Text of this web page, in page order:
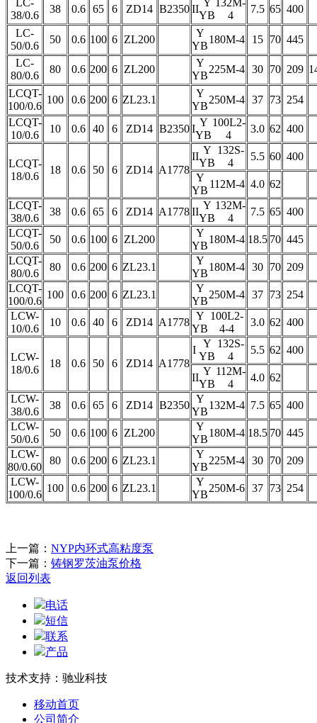
LC-
38/0.6
38 0.6 65 6 ZD14 B2350 II
Y 132M-
4
YB
7.5 65 400
LC-
50/0.6
50 0.6 100 6 ZL200
Y
180M-4
YB
15 70 445
LC-
80/0.6
80 0.6 200 6 ZL200
Y
225M-4
YB
30 70 209
LCQT-
100/0.6
100 0.6 200 6 ZL23.1
Y
250M-4
YB
37 73 254
LCQT-
10/0.6
10 0.6 40 6 ZD14 B2350 I
Y 100L2-
4
YB
3.0 62 400
LCQT-
18/0.6
18 0.6 50 6 ZD14 A1778
II
Y 132S-
4
YB
5.5 60 400
Y
112M-4
YB
4.0 62
LCQT-
38/0.6
38 0.6 65 6 ZD14 A1778II
Y 132M-
4
YB
7.5 65 400
LCQT-
50/0.6
50 0.6 100 6 ZL200
Y
180M-4
YB
18.5 70 445
LCQT-
80/0.6
80 0.6 200 6 ZL23.1
Y
180M-4
YB
30 70 209
LCQT-
100/0.6
100 0.6 200 6 ZL23.1
Y
250M-4
YB
37 73 254
LCW-
10/0.6
10 0.6 40 6 ZD14 A1778
Y 100L2-
4-4
YB
3.0 62 400
LCW-
18/0.6
18 0.6 50 6 ZD14 A1778
I
Y 132S-
4
YB
5.5 62 400
II
Y 112M-
4
YB
4.0 62
LCW-
38/0.6
38 0.6 65 6 ZD14 B2350
Y
132M-4
YB
7.5 65 400
LCW-
50/0.6
50 0.6 100 6 ZL200
Y
180M-4
YB
18.5 70 445
LCW-
80/0.60
80 0.6 200 6 ZL23.1
Y
225M-4
YB
30 70 209
LCW-
100/0.6
100 0.6 200 6 ZL23.1
Y
250M-6
YB
37 73 254
上一篇： NYP内环式高粘度泵
下一篇： 铸钢罗茨油泵价格
返回列表
电话
短信
联系
产品
技术支持：驰业科技
移动首页
公司简介